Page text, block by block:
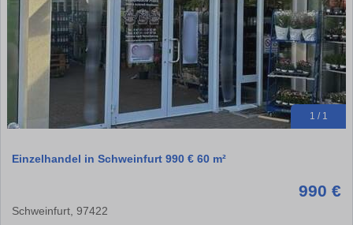
1 / 1
Einzelhandel in Schweinfurt 990 € 60 m²
990 €
Schweinfurt, 97422